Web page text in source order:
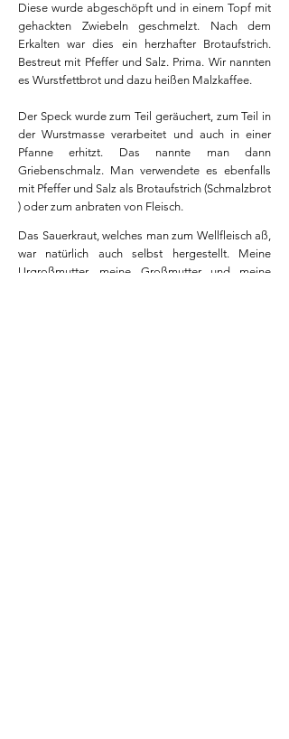
Diese wurde abgeschöpft und in einem Topf mit
gehackten Zwiebeln geschmelzt. Nach dem
Erkalten war dies ein herzhafter Brotaufstrich.
Bestreut mit Pfeffer und Salz. Prima. Wir nannten
es Wurstfettbrot und dazu heißen Malzkaffee.
Das Sauerkraut, welches man zum Wellfleisch aß,
war natürlich auch selbst hergestellt. Meine
Urgroßmutter, meine Großmutter und meine
Der Speck wurde zum Teil geräuchert, zum Teil in
der Wurstmasse verarbeitet und auch in einer
Pfanne erhitzt. Das nannte man dann
Griebenschmalz. Man verwendete es ebenfalls
mit Pfeffer und Salz als Brotaufstrich (Schmalzbrot
) oder zum anbraten von Fleisch.